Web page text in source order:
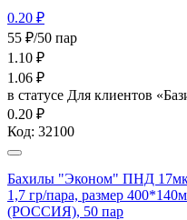
0.20 ₽
55 ₽/50 пар
1.10 ₽
1.06 ₽
в статусе Для клиентов
0.20 ₽
Код: 32100
Бахилы "Эконом" ПНД
1,7 гр/пара, размер
(РОССИЯ), 50 пар